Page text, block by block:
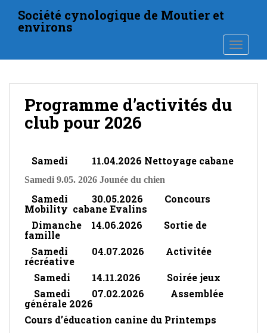
t
Société cynologique de Moutier et
environs
Programme d’activités du
club pour 2026
Samedi 11.04.2026 Nettoyage cabane
Samedi 9.05. 2026 Jounée du chien
Samedi 30.05.2026 Concours
Mobility cabane Evalins
Dimanche 14.06.2026 Sortie de
famille
Samedi 04.07.2026 Activitée
récréative
Samedi 14.11.2026 Soirée jeux
Samedi 07.02.2026 Assemblée
générale 2026
Cours d’éducation canine du Printemps